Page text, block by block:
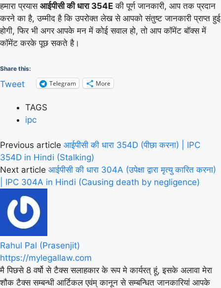
हमारा प्रयास आईपीसी की धारा 354E की पूर्ण जानकारी, आप तक प्रदान
करने का है, उम्मीद है कि उपरोक्त लेख से आपको संतुष्ट जानकारी प्राप्त हुई
होगी, फिर भी अगर आपके मन में कोई सवाल हो, तो आप कॉमेंट बॉक्स में
कॉमेंट करके पूछ सकते है।
Share this:
Tweet Telegram More
TAGS
ipc
Previous article आईपीसी की धारा 354D (पीछा करना) | IPC
354D in Hindi (Stalking)
Next article आईपीसी की धारा 304A (उपेक्षा द्वारा मृत्यु कारित करना)
| IPC 304A in Hindi (Causing death by negligence)
Rahul Pal (Prasenjit)
https://mylegallaw.com
मै पिछसे 8 वर्षो से टैक्स सलाहकार के रूप मे कार्यरत् हूं, इसके अलावा मेरा
शौक टैक्स सम्बन्धी आर्टिकल एवंम् कानून से सम्बन्धित जानकारियां आपके